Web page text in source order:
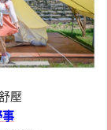
壓
事